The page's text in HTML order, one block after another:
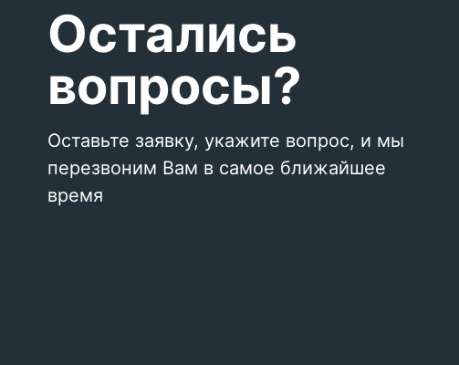
Остались
вопросы?
Оставьте заявку, укажите вопрос, и мы
перезвоним Вам в самое ближайшее
время